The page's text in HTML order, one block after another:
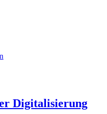
Digitalisierung